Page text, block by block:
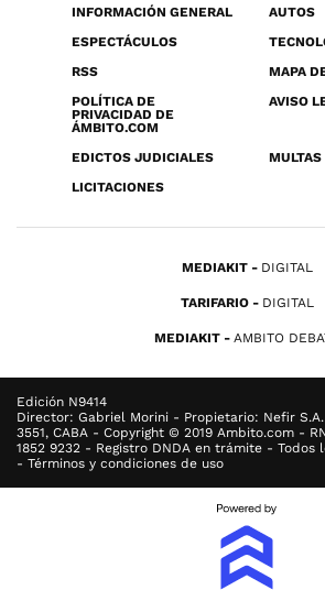
INFORMACIÓN GENERAL
AUTOS
ESPECTÁCULOS
RSS
MAPA
POLÍTICA DE
PRIVACIDAD DE
ÁMBITO.COM
AVISO
EDICTOS JUDICIALES
MULTAS
LICITACIONES
MEDIAKIT DIGITAL
TARIFARIO DIGITAL
MEDIAKIT AMBITO
Edición N9414
Director: Gabriel Morini - Propietario: Nefir
3551, CABA - Copyright © 2019 Ambito.com -
1852 9232 - Registro DNDA en trámite - Todos
- Términos y condiciones de uso